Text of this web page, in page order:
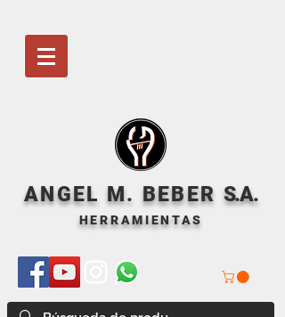
ANGEL M. BEBER S.A.
HERRAMIENTAS